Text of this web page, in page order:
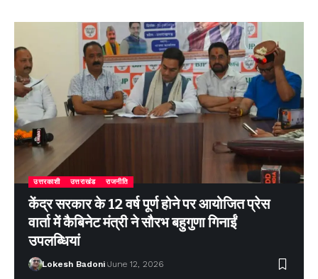
उत्तरकाशी उत्तराखंड राजनीति
केंद्र सरकार के 12 वर्ष पूर्ण होने पर आयोजित प्रेस
वार्ता में कैबिनेट मंत्री ने सौरभ बहुगुणा गिनाईं
उपलब्धियां
Lokesh Badoni June 12, 2026